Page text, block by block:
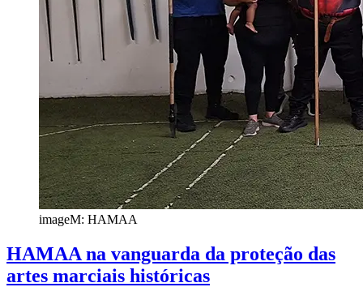
imageM: HAMAA
HAMAA na vanguarda da proteção das
artes marciais históricas